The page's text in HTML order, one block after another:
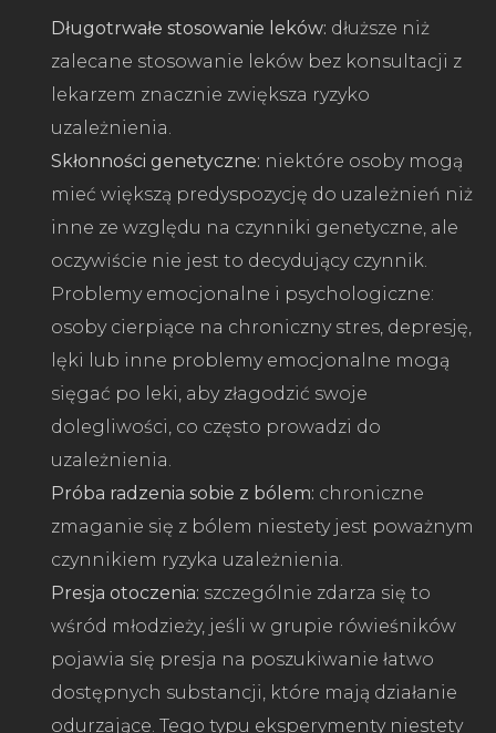
Długotrwałe stosowanie leków: dłuższe niż
zalecane stosowanie leków bez konsultacji z
lekarzem znacznie zwiększa ryzyko
uzależnienia.
Skłonności genetyczne: niektóre osoby mogą
mieć większą predyspozycję do uzależnień niż
inne ze względu na czynniki genetyczne, ale
oczywiście nie jest to decydujący czynnik.
Problemy emocjonalne i psychologiczne:
osoby cierpiące na chroniczny stres, depresję,
lęki lub inne problemy emocjonalne mogą
sięgać po leki, aby złagodzić swoje
dolegliwości, co często prowadzi do
uzależnienia.
Próba radzenia sobie z bólem: chroniczne
zmaganie się z bólem niestety jest poważnym
czynnikiem ryzyka uzależnienia.
Presja otoczenia: szczególnie zdarza się to
wśród młodzieży, jeśli w grupie rówieśników
pojawia się presja na poszukiwanie łatwo
dostępnych substancji, które mają działanie
odurzające. Tego typu eksperymenty niestety